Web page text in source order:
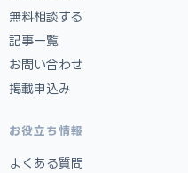
無料相談する
記事一覧
お問い合わせ
掲載申込み
お役立ち情報
よくある質問